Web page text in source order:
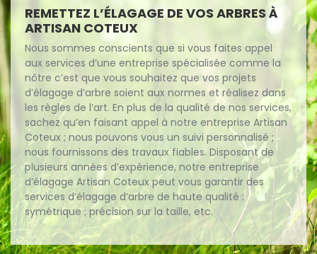
REMETTEZ L’ÉLAGAGE DE VOS ARBRES À
ARTISAN COTEUX
Nous sommes conscients que si vous faites appel
aux services d’une entreprise spécialisée comme la
nôtre c’est que vous souhaitez que vos projets
d’élagage d’arbre soient aux normes et réalisez dans
les règles de l’art. En plus de la qualité de nos services,
sachez qu’en faisant appel à notre entreprise Artisan
Coteux ; nous pouvons vous un suivi personnalisé ;
nous fournissons des travaux fiables. Disposant de
plusieurs années d’expérience, notre entreprise
d’élagage Artisan Coteux peut vous garantir des
services d’élagage d’arbre de haute qualité :
symétrique ; précision sur la taille, etc.